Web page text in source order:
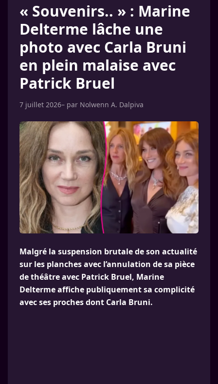
« Souvenirs.. » : Marine
Delterme lâche une
photo avec Carla Bruni
en plein malaise avec
Patrick Bruel
7 juillet 2026– par Nolwenn A. Dalpiva
Malgré la suspension brutale de son actualité
sur les planches avec l’annulation de sa pièce
de théâtre avec Patrick Bruel, Marine
Delterme affiche publiquement sa complicité
avec ses proches dont Carla Bruni.